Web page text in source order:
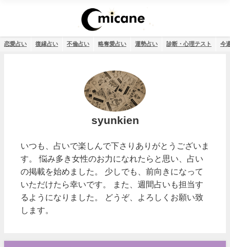
恋愛占い 復縁占い 不倫占い 略奪愛占い 運勢占い 診断・心理テスト 今
syunkien
いつも、占いで楽しんで下さりありがとうございま
す。 悩み多き女性のお力になれたらと思い、占い
の掲載を始めました。 少しでも、前向きになって
いただけたら幸いです。 また、週間占いも担当す
るようになりました。 どうぞ、よろしくお願い致
します。